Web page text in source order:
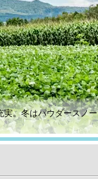
実。冬はパウダースノー